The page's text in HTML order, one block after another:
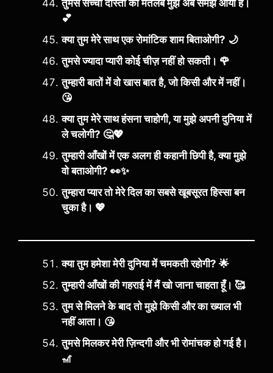
तुमसे सच्ची दोस्ती का मतलब मुझे अब समझ आया है।
💕
क्या तुम मेरे साथ एक रोमांटिक शाम बिताओगी? 🌙
तुमसे ज्यादा प्यारी कोई चीज़ नहीं हो सकती। 🌹
तुम्हारी बातों में वो खास बात है, जो किसी और में नहीं।
😘
क्या तुम मेरे साथ हंसना चाहोगी, या मुझे अपनी दुनिया में
ले चलोगी? 🤔💖
तुम्हारी आँखों में एक अलग ही कहानी छिपी है, क्या मुझे
वो बताओगी? 👀✨
तुम्हारा प्यार तो मेरे दिल का सबसे खूबसूरत हिस्सा बन
चुका है। 💖
क्या तुम हमेशा मेरी दुनिया में चमकती रहोगी? 🌟
तुम्हारी आँखों की गहराई में मैं खो जाना चाहता हूँ। 🥰
तुम से मिलने के बाद तो मुझे किसी और का ख्याल भी
नहीं आता। 😘
तुमसे मिलकर मेरी ज़िन्दगी और भी रोमांचक हो गई है।
🎢